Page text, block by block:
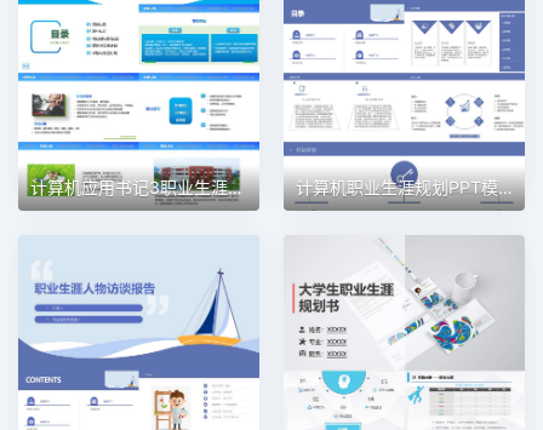
计算机应用书记3职业生涯规划PPT模板 计算机职业生涯规划PPT模板